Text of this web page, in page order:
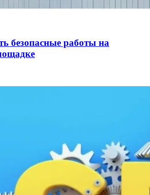
безопасные работы на